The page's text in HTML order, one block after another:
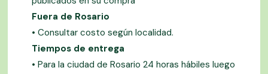
Fuera de Rosario
• Consultar costo según localidad.
Tiempos de entrega
• Para la ciudad de Rosario 24 horas hábiles luego